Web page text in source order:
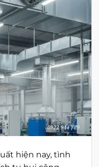
hiện nay, tình